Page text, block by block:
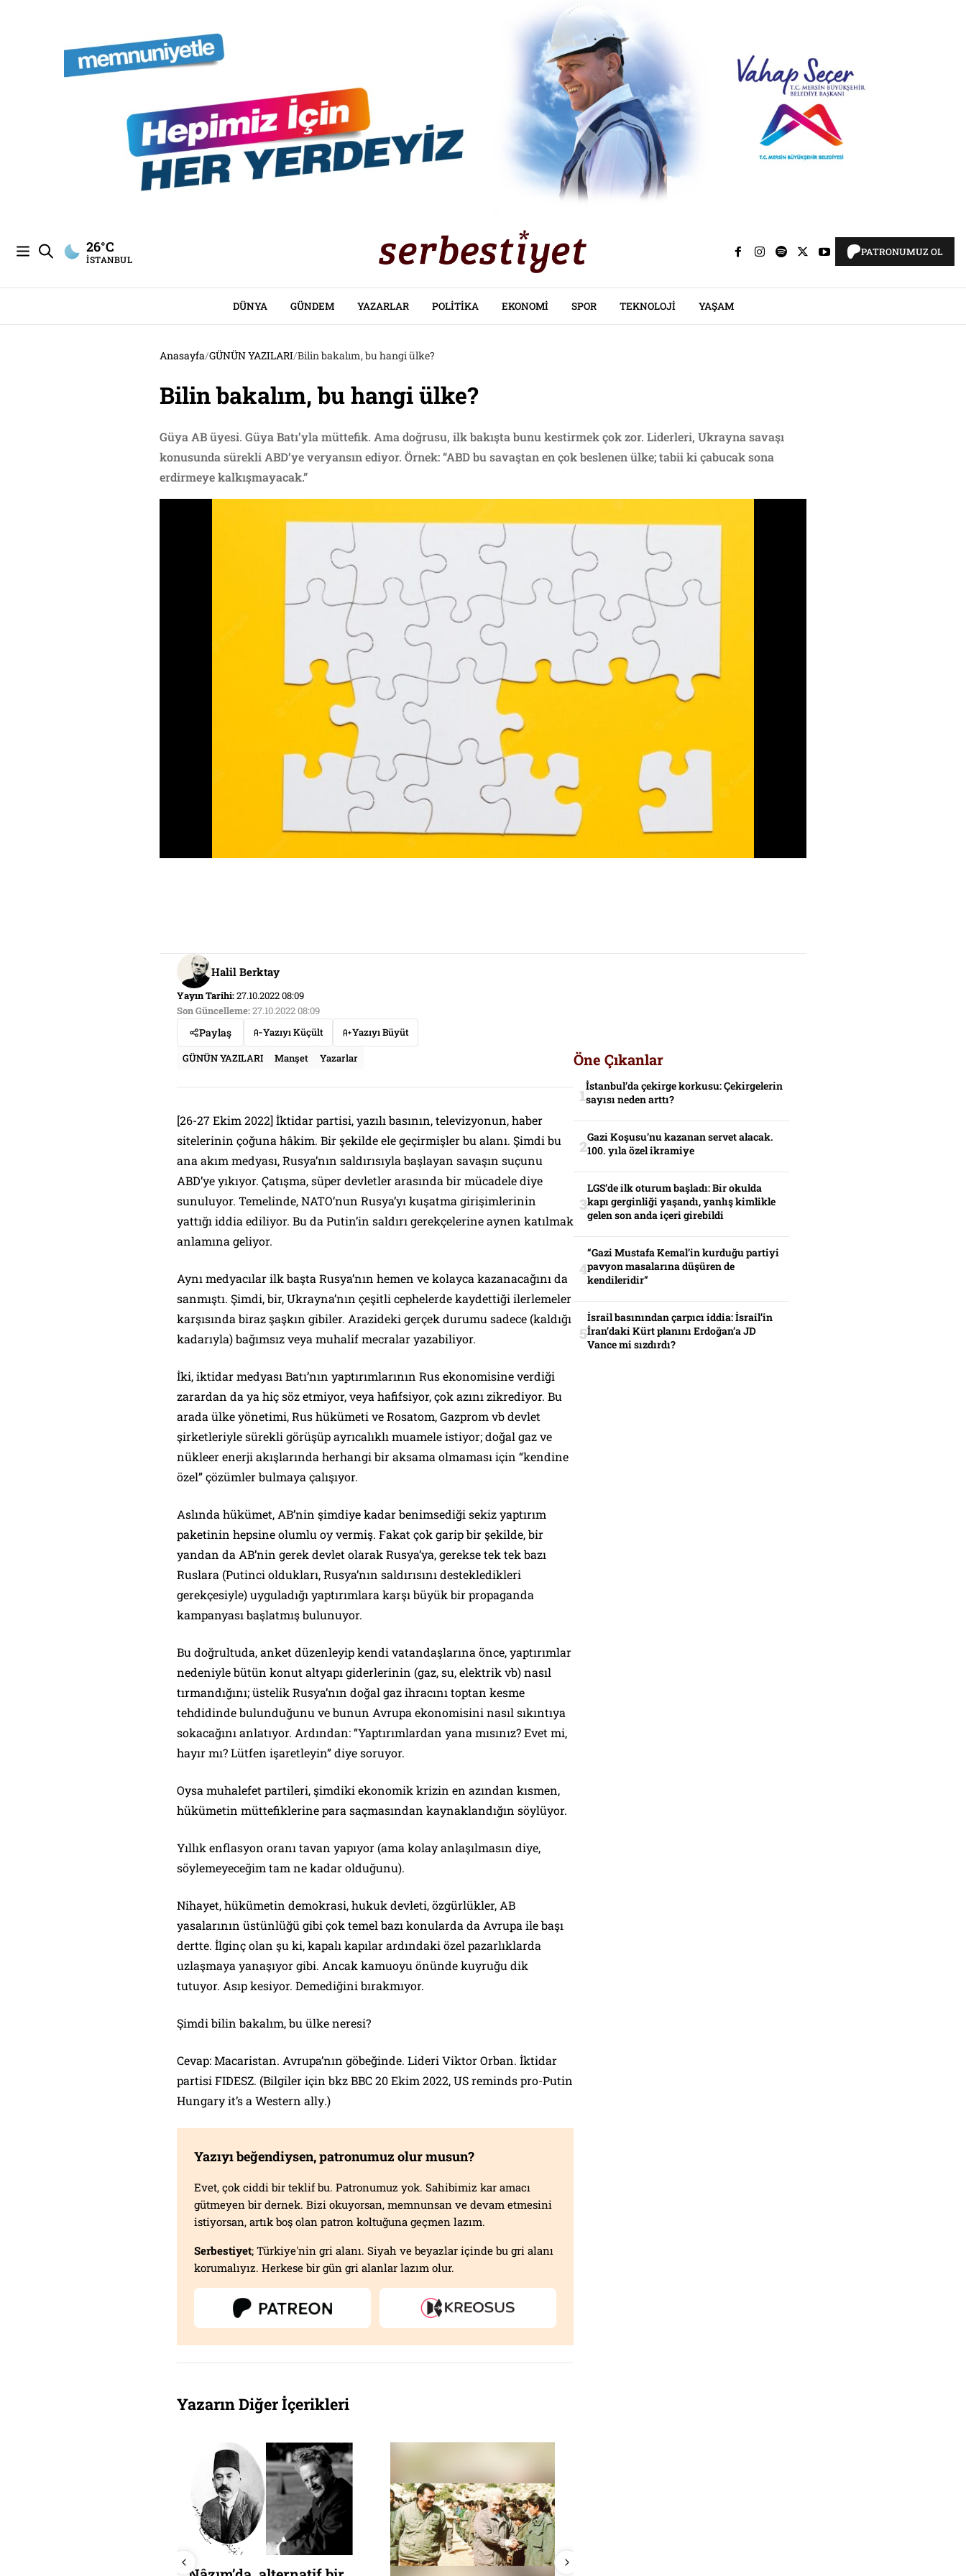
26°C
İSTANBUL
PATRONUMUZ OL
DÜNYA GÜNDEM YAZARLAR POLITIKA EKONOMI SPOR TEKNOLOJI YAŞAM
Anasayfa/GÜNÜN YAZILARI/Bilin bakalım, bu hangi ülke?
Bilin bakalım, bu hangi ülke?
Güya AB üyesi. Güya Batı’yla müttefik. Ama doğrusu, ilk bakışta bunu kestirmek çok zor. Liderleri, Ukrayna savaşı
konusunda sürekli ABD’ye veryansın ediyor. Örnek: “ABD bu savaştan en çok beslenen ülke; tabii ki çabucak sona
erdirmeye kalkışmayacak.”
Halil Berktay
Yayın Tarihi:27.10.2022 08:09
Son Güncelleme:27.10.2022 08:09
Paylaş Yazıyı Küçült
Yazıyı Büyüt
GÜNÜN YAZILARI
Manşet Yazarlar
[26-27 Ekim 2022] İktidar partisi, yazılı basının, televizyonun, haber
sitelerinin çoğuna hâkim. Bir şekilde ele geçirmişler bu alanı. Şimdi bu
ana akım medyası, Rusya’nın saldırısıyla başlayan savaşın suçunu
ABD’ye yıkıyor. Çatışma, süper devletler arasında bir mücadele diye
sunuluyor. Temelinde, NATO’nun Rusya’yı kuşatma girişimlerinin
yattığı iddia ediliyor. Bu da Putin’in saldırı gerekçelerine aynen katılmak
anlamına geliyor.
Aynı medyacılar ilk başta Rusya’nın hemen ve kolayca kazanacağını da
sanmıştı. Şimdi, bir, Ukrayna’nın çeşitli cephelerde kaydettiği ilerlemeler
karşısında biraz şaşkın gibiler. Arazideki gerçek durumu sadece (kaldığı
kadarıyla) bağımsız veya muhalif mecralar yazabiliyor.
İki, iktidar medyası Batı’nın yaptırımlarının Rus ekonomisine verdiği
zarardan da ya hiç söz etmiyor, veya hafifsiyor, çok azını zikrediyor. Bu
arada ülke yönetimi, Rus hükümeti ve Rosatom, Gazprom vb devlet
şirketleriyle sürekli görüşüp ayrıcalıklı muamele istiyor; doğal gaz ve
nükleer enerji akışlarında herhangi bir aksama olmaması için “kendine
özel” çözümler bulmaya çalışıyor.
Aslında hükümet, AB’nin şimdiye kadar benimsediği sekiz yaptırım
paketinin hepsine olumlu oy vermiş. Fakat çok garip bir şekilde, bir
yandan da AB’nin gerek devlet olarak Rusya’ya, gerekse tek tek bazı
Ruslara (Putinci oldukları, Rusya’nın saldırısını destekledikleri
gerekçesiyle) uyguladığı yaptırımlara karşı büyük bir propaganda
kampanyası başlatmış bulunuyor.
Bu doğrultuda, anket düzenleyip kendi vatandaşlarına önce, yaptırımlar
nedeniyle bütün konut altyapı giderlerinin (gaz, su, elektrik vb) nasıl
tırmandığını; üstelik Rusya’nın doğal gaz ihracını toptan kesme
tehdidinde bulunduğunu ve bunun Avrupa ekonomisini nasıl sıkıntıya
sokacağını anlatıyor. Ardından: “Yaptırımlardan yana mısınız? Evet mi,
hayır mı? Lütfen işaretleyin” diye soruyor.
Oysa muhalefet partileri, şimdiki ekonomik krizin en azından kısmen,
hükümetin müttefiklerine para saçmasından kaynaklandığın söylüyor.
Yıllık enflasyon oranı tavan yapıyor (ama kolay anlaşılmasın diye,
söylemeyeceğim tam ne kadar olduğunu).
Nihayet, hükümetin demokrasi, hukuk devleti, özgürlükler, AB
yasalarının üstünlüğü gibi çok temel bazı konularda da Avrupa ile başı
dertte. İlginç olan şu ki, kapalı kapılar ardındaki özel pazarlıklarda
uzlaşmaya yanaşıyor gibi. Ancak kamuoyu önünde kuyruğu dik
tutuyor. Asıp kesiyor. Demediğini bırakmıyor.
Şimdi bilin bakalım, bu ülke neresi?
Cevap: Macaristan. Avrupa’nın göbeğinde. Lideri Viktor Orban. İktidar
partisi FIDESZ. (Bilgiler için bkz BBC 20 Ekim 2022,US reminds pro-Putin
Hungary it’s a Western ally.)
Yazıyı beğendiysen, patronumuz olur musun?
Evet, çok ciddi bir teklif bu. Patronumuz yok. Sahibimiz kar amacı
gütmeyen bir dernek. Bizi okuyorsan, memnunsan ve devam etmesini
istiyorsan, artık boş olan patron koltuğuna geçmen lazım.
Serbestiyet; Türkiye'nin gri alanı. Siyah ve beyazlar içinde bu gri alanı
korumalıyız. Herkese bir gün gri alanlar lazım olur.
Yazarın Diğer İçerikleri
Öne Çıkanlar
İstanbul’da çekirge korkusu: Çekirgelerin
sayısı neden arttı?
Gazi Koşusu’nu kazanan servet alacak.
100. yıla özel ikramiye
LGS’de ilk oturum başladı: Bir okulda
kapı gerginliği yaşandı, yanlış kimlikle
gelen son anda içeri girebildi
“Gazi Mustafa Kemal’in kurduğu partiyi
pavyon masalarına düşüren de
kendileridir”
İsrail basınından çarpıcı iddia: İsrail’in
İran’daki Kürt planını Erdoğan’a JD
Vance mi sızdırdı?